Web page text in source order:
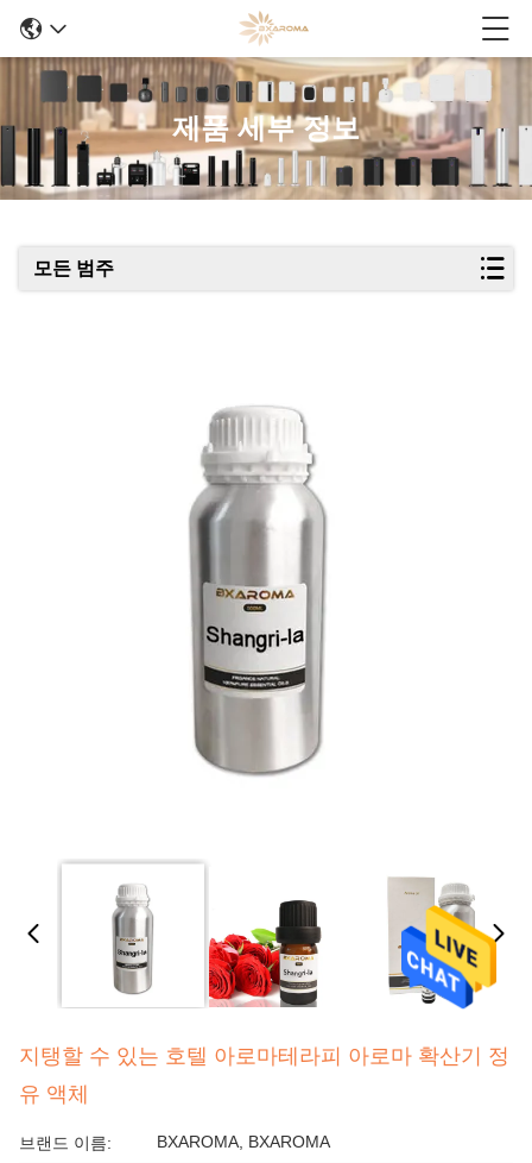
제품 세부 정보
모든 범주
지탱할 수 있는 호텔 아로마테라피 아로마 확산기 정
유 액체
브랜드 이름: BXAROMA, BXAROMA